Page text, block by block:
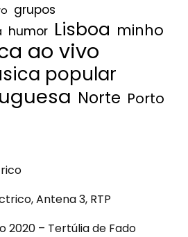
grupos
humor Lisboa minho
ao vivo
popular
Norte Porto
Antena 3, RTP
2020 – Tertúlia de Fado